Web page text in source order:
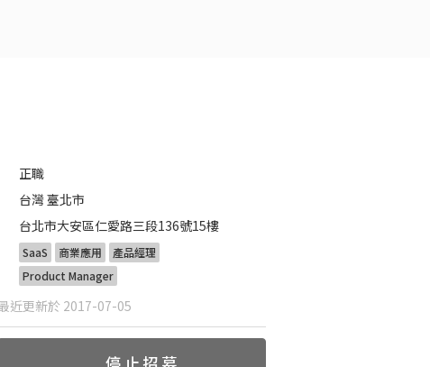
正職
台灣 臺北市
台北市大安區仁愛路三段136號15樓
SaaS 商業應用
產品經理
Product Manager
近更新於 2017-07-05